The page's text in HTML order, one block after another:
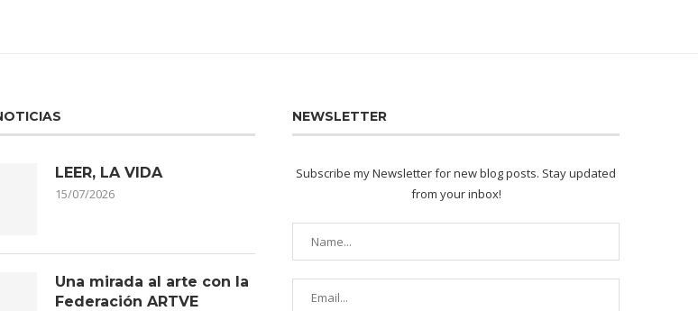
LEER, LA VIDA
15/07/2026
Una mirada al arte con la
Federación ARTVE
NEWSLETTER
Subscribe my Newsletter for new blog posts. Stay updated
from your inbox!